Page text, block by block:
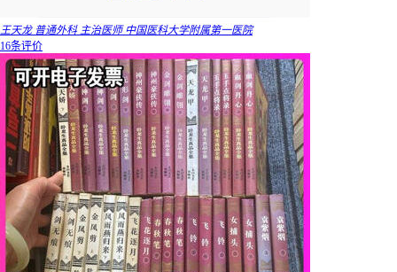
王天龙 普通外科 主治医师 中国医科大学附属第一医院
16条评价